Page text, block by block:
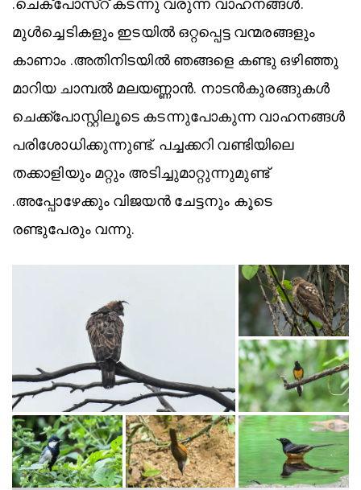
.ചെക്‌പോസ്റ് കടന്നു വരുന്ന വാഹനങ്ങൾ.
മുൾച്ചെടികളും ഇടയിൽ ഒറ്റപ്പെട്ട വന്മരങ്ങളും
കാണാം .അതിനിടയിൽ ഞങ്ങളെ കണ്ടു ഒഴിഞ്ഞു
മാറിയ ചാമ്പൽ മലയണ്ണാൻ. നാടൻകുരങ്ങുകൾ
ചെക്ക്പോസ്റ്റിലൂടെ കടന്നുപോകുന്ന വാഹനങ്ങൾ
പരിശോധിക്കുന്നുണ്ട്. പച്ചക്കറി വണ്ടിയിലെ
തക്കാളിയും മറ്റും അടിച്ചുമാറ്റുന്നുമുണ്ട്
.അപ്പോഴേക്കും വിജയൻ ചേട്ടനും കൂടെ
രണ്ടുപേരും വന്നു.